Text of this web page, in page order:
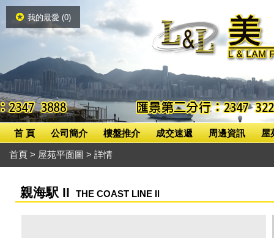
我的最愛 (0)
首 頁 公司簡介 樓盤推介 成交速遞 周邊資訊 屋
首頁 > 屋苑平面圖 > 詳情
親海駅 ll THE COAST LINE Il